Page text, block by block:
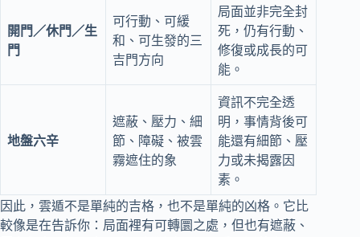
開門／休門／生
門
可行動、可緩
和、可生發的三
吉門方向
局面並非完全封
死，仍有行動、
修復或成長的可
能。
地盤六辛
遮蔽、壓力、細
節、障礙、被雲
霧遮住的象
資訊不完全透
明，事情背後可
能還有細節、壓
力或未揭露因
素。
因此，雲遁不是單純的吉格，也不是單純的凶格。它比
較像是在告訴你：局面裡有可轉圜之處，但也有遮蔽、